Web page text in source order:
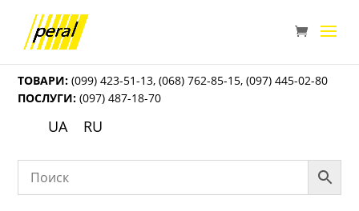
ТОВАРИ: (099) 423-51-13,(068) 762-85-15,(097) 445-02-80
ПОСЛУГИ: (097) 487-18-70
UA RU